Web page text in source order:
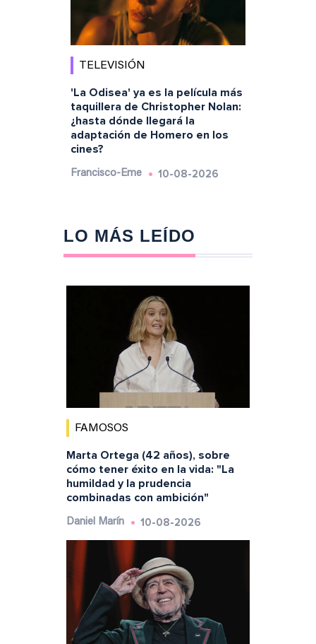
TELEVISIÓN
'La Odisea' ya es la película más
taquillera de Christopher Nolan:
¿hasta dónde llegará la
adaptación de Homero en los
cines?
Francisco-Eme 10-08-2026
LO MÁS LEÍDO
FAMOSOS
Marta Ortega (42 años), sobre
cómo tener éxito en la vida: "La
humildad y la prudencia
combinadas con ambición"
Daniel Marín 10-08-2026